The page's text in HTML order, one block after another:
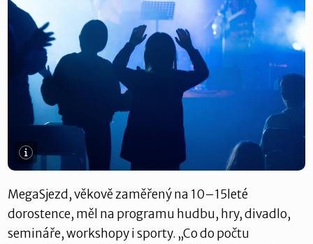
MegaSjezd, věkově zaměřený na 10–15leté
dorostence, měl na programu hudbu, hry, divadlo,
semináře, workshopy i sporty. „Co do počtu